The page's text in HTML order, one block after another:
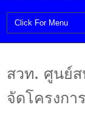
สวท. ศูนย์
จัดโครงกา